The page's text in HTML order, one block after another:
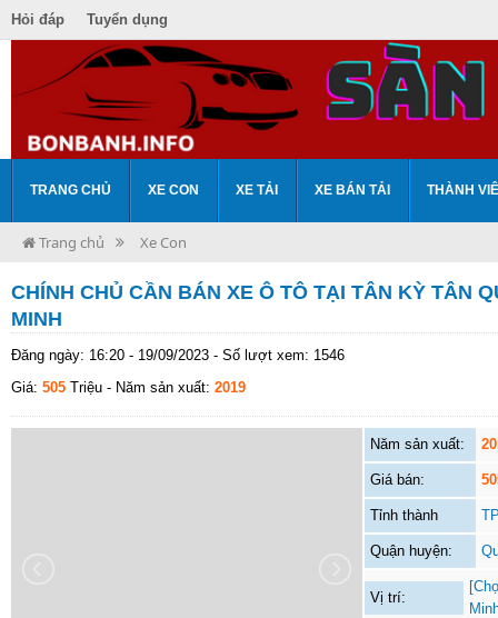
Hỏi đáp Tuyển dụng
TRANG CHỦ XE CON XE TẢI XE BÁN TẢI THÀNH
Trang chủ Xe Con
CHÍNH CHỦ CẦN BÁN XE Ô TÔ TẠI TÂN KỲ TÂN
MINH
Đăng ngày: 16:20 - 19/09/2023 - Số lượt xem: 1546
Giá: 505 Triệu - Năm sản xuất: 2019
Năm sản xuất:
Giá bán:
Tỉnh thành
Quận huyện:
Vị trí: